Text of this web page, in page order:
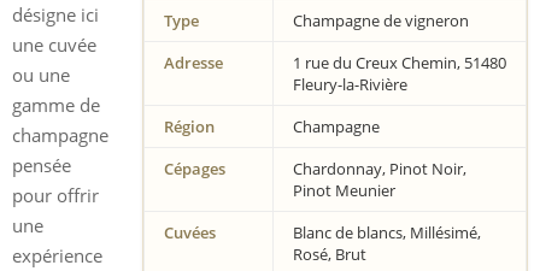
Type
Champagne de vigneron
Adresse
1 rue du Creux Chemin, 51480
Fleury-la-Rivière
Région
Champagne
Cépages
Chardonnay, Pinot Noir,
Pinot Meunier
Cuvées
Blanc de blancs, Millésimé,
Rosé, Brut
désigne ici
une cuvée
ou une
gamme de
champagne
pensée
pour offrir
une
expérience